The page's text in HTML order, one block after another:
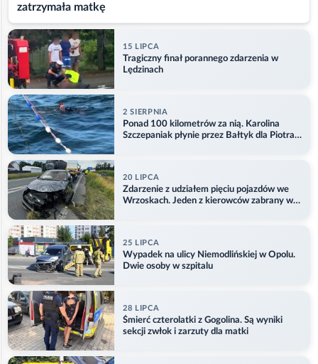
zatrzymała matkę
15 LIPCA
Tragiczny finał porannego zdarzenia w
Lędzinach
2 SIERPNIA
Ponad 100 kilometrów za nią. Karolina
Szczepaniak płynie przez Bałtyk dla Piotra.
20 LIPCA
Zdarzenie z udziałem pięciu pojazdów we
Wrzoskach. Jeden z kierowców zabrany w
25 LIPCA
Wypadek na ulicy Niemodlińskiej w Opolu.
Dwie osoby w szpitalu
28 LIPCA
Śmierć czterolatki z Gogolina. Są wyniki
sekcji zwłok i zarzuty dla matki